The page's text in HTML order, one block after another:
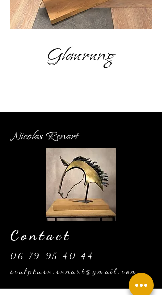
Glaurung
Nicolas Renart
Contact
06 79 95 40 44
sculpture.renart@gmail.com